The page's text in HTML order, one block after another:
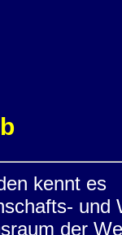
kennt es
und
der